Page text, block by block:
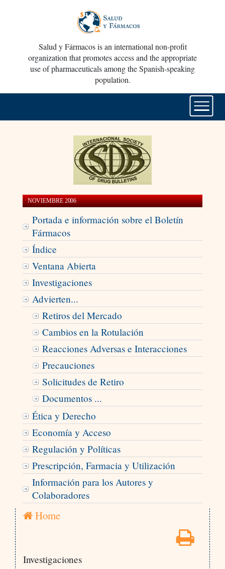
Salud y Fármacos is an international non-profit
organization that promotes access and the appropriate
use of pharmaceuticals among the Spanish-speaking
population.
NOVIEMBRE 2006
Portada e información sobre el Boletín
Fármacos
Índice
Ventana Abierta
Investigaciones
Advierten...
Retiros del Mercado
Cambios en la Rotulación
Reacciones Adversas e Interacciones
Precauciones
Solicitudes de Retiro
Documentos ...
Ética y Derecho
Economía y Acceso
Regulación y Políticas
Prescripción, Farmacia y Utilización
Información para los Autores y
Colaboradores
Home
Investigaciones